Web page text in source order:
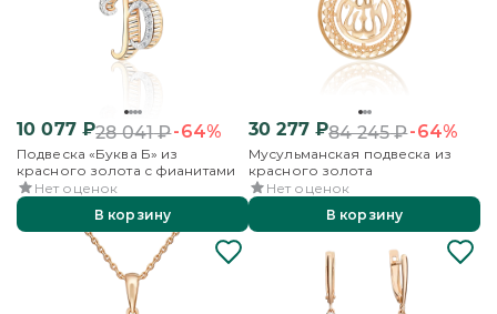
10 077₽28 041₽-64%
Подвеска «Буква Б» из
красного золота с фианитами
Нет оценок
В корзину
30 277₽84 245₽-64%
Мусульманская подвеска из
красного золота
Нет оценок
В корзину